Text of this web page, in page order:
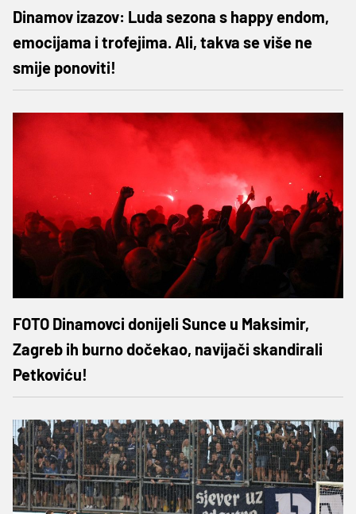
Dinamov izazov: Luda sezona s happy endom,
emocijama i trofejima. Ali, takva se više ne
smije ponoviti!
FOTO Dinamovci donijeli Sunce u Maksimir,
Zagreb ih burno dočekao, navijači skandirali
Petkoviću!